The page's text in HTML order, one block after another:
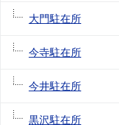
大門駐在所
今寺駐在所
今井駐在所
黒沢駐在所